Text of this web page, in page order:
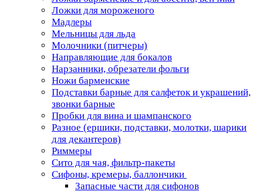
Ложки для мороженого
Мадлеры
Мельницы для льда
Молочники (питчеры)
Направляющие для бокалов
Нарзанники, обрезатели фольги
Ножи барменские
Подставки барные для салфеток и украшений,
звонки барные
Пробки для вина и шампанского
Разное (ершики, подставки, молотки, шарики
для декантеров)
Риммеры
Сито для чая, фильтр-пакеты
Сифоны, кремеры, баллончики
Запасные части для сифонов